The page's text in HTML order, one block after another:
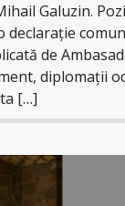
Galuzin.
de
diplomații
[…]